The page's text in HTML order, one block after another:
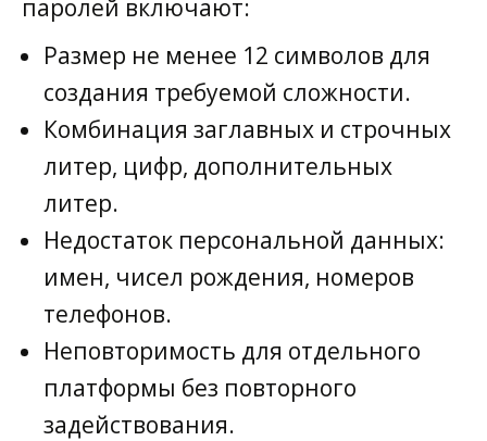
паролей включают:
Размер не менее 12 символов для
создания требуемой сложности.
Комбинация заглавных и строчных
литер, цифр, дополнительных
литер.
Недостаток персональной данных:
имен, чисел рождения, номеров
телефонов.
Неповторимость для отдельного
платформы без повторного
задействования.